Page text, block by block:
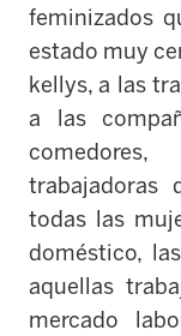
feminizados
estado muy
kellys, a las
a las
trabajadoras
todas las
doméstico,
aquellas
mercado